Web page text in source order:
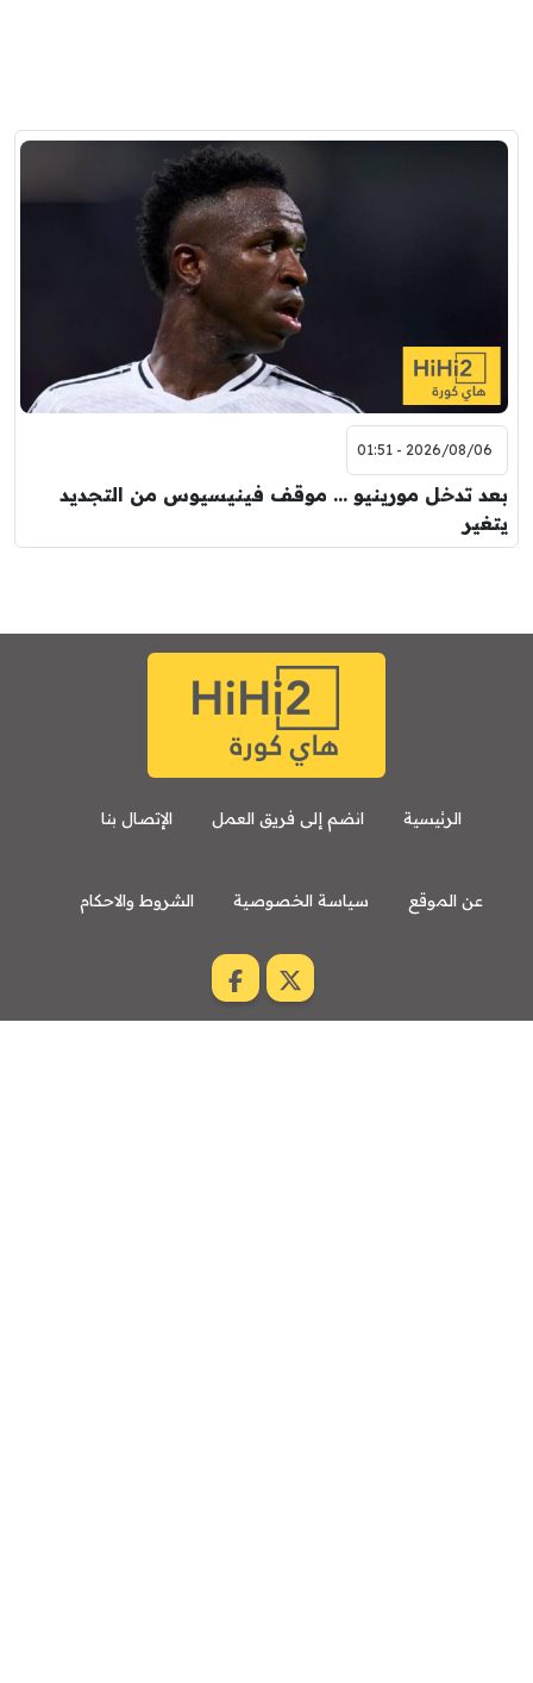
2026/08/06 - 01:51
بعد تدخل مورينيو … موقف فينيسيوس من التجديد
يتغير
الرئيسية انضم إلى فريق العمل الإتصال بنا
عن الموقع سياسة الخصوصية الشروط والاحكام